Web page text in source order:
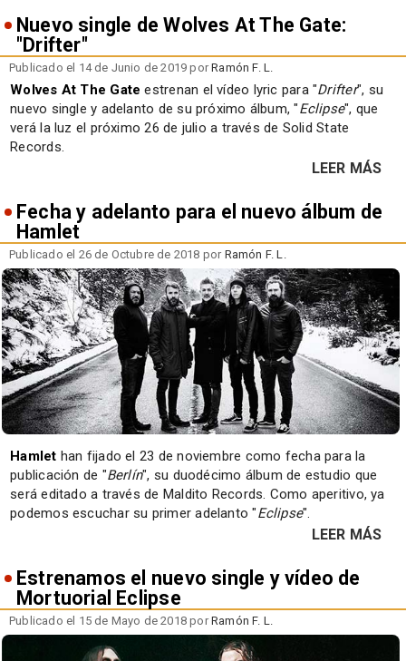
Nuevo single de Wolves At The Gate:
"Drifter"
Publicado el 14 de Junio de 2019 porRamón F. L.
Wolves At The Gate estrenan el vídeo lyric para "Drifter", su
nuevo single y adelanto de su próximo álbum, "Eclipse", que
verá la luz el próximo 26 de julio a través de Solid State
Records.
LEER MÁS
Fecha y adelanto para el nuevo álbum de
Hamlet
Publicado el 26 de Octubre de 2018 por Ramón F. L.
Hamlet han fijado el 23 de noviembre como fecha para la
publicación de "Berlín", su duodécimo álbum de estudio que
será editado a través de Maldito Records. Como aperitivo, ya
podemos escuchar su primer adelanto "Eclipse".
LEER MÁS
Estrenamos el nuevo single y vídeo de
Mortuorial Eclipse
Publicado el 15 de Mayo de 2018 porRamón F. L.